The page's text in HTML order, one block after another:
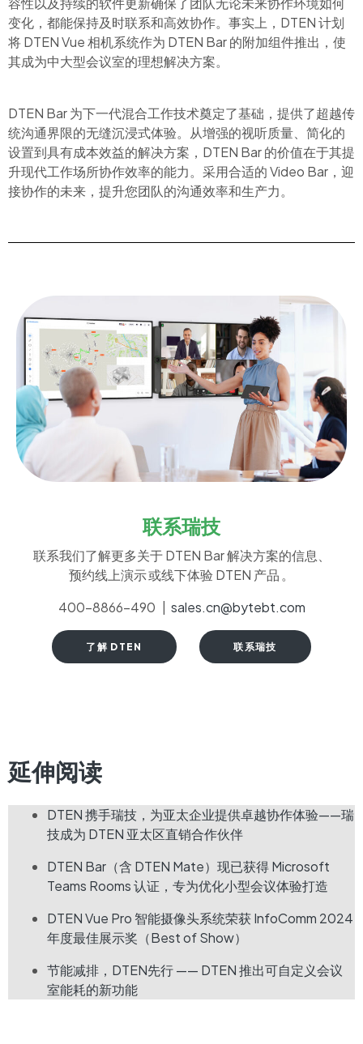
变化，都能保持及时联系和高效协作。事实上，DTEN 计划
将 DTEN Vue 相机系统作为 DTEN Bar 的附加组件推出，使
其成为中大型会议室的理想解决方案。
DTEN Bar 为下一代混合工作技术奠定了基础，提供了超越传
统沟通界限的无缝沉浸式体验。从增强的视听质量、简化的
设置到具有成本效益的解决方案，DTEN Bar 的价值在于其提
升现代工作场所协作效率的能力。采用合适的 Video Bar，迎
接协作的未来，提升您团队的沟通效率和生产力。
联系瑞技
联系我们了解更多关于 DTEN Bar 解决方案的信息、
预约线上演示 或线下体验 DTEN 产品 。
400-8866-490 | sales.cn@bytebt.com
了解 DTEN 联系瑞技
延伸阅读
DTEN 携手瑞技，为亚太企业提供卓越协作体验——瑞
技成为 DTEN 亚太区直销合作伙伴
DTEN Bar（含 DTEN Mate）现已获得 Microsoft
Teams Rooms 认证，专为优化小型会议体验打造
DTEN Vue Pro 智能摄像头系统荣获 InfoComm 2024
年度最佳展示奖（Best of Show）
节能减排，DTEN先行 —— DTEN 推出可自定义会议
室能耗的新功能